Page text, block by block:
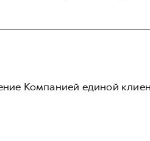
Компанией единой